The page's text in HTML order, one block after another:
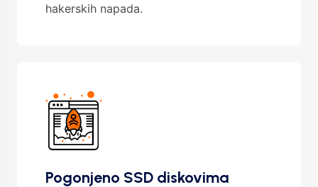
hakerskih napada.
Pogonjeno SSD diskovima